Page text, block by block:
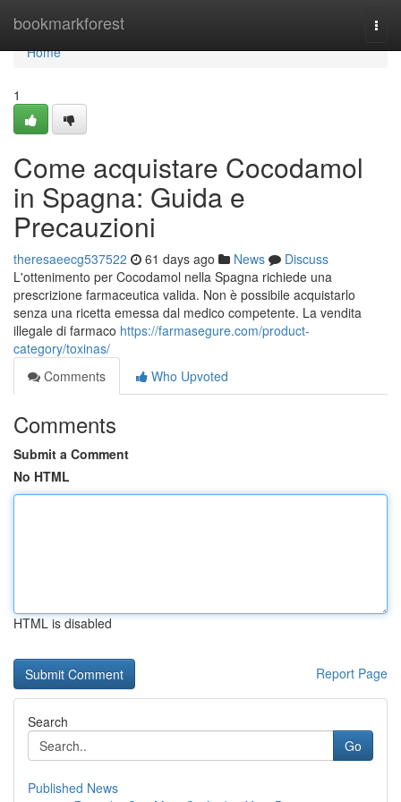
bookmarkforest
Home
Home
1
Come acquistare Cocodamol
in Spagna: Guida e
Precauzioni
theresaeecg537522 61 days ago News
Discuss
L'ottenimento per Cocodamol nella Spagna richiede una
prescrizione farmaceutica valida. Non è possibile acquistarlo
senza una ricetta emessa dal medico competente. La vendita
illegale di farmaco https://farmasegure.com/product-
category/toxinas/
Comments
Who Upvoted
Comments
Submit a Comment
No HTML
HTML is disabled
Report Page
Search
Go
Published News